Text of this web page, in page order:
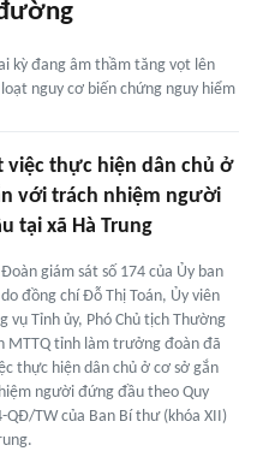
kỳ đang âm thầm tăng vọt lên
nguy cơ biến chứng nguy hiểm
việc thực hiện dân chủ ở
với trách nhiệm người
tại xã Hà Trung
giám sát số 174 của Ủy ban
đồng chí Đỗ Thị Toán, Ủy viên
vụ Tỉnh ủy, Phó Chủ tịch Thường
MTTQ tỉnh làm trưởng đoàn đã
thực hiện dân chủ ở cơ sở gắn
người đứng đầu theo Quy
QĐ/TW của Ban Bí thư (khóa XII)